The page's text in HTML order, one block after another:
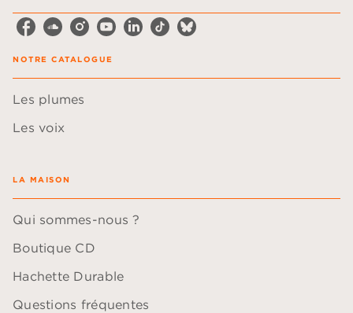
NOTRE CATALOGUE
Les plumes
Les voix
LA MAISON
Qui sommes-nous ?
Boutique CD
Hachette Durable
Questions fréquentes